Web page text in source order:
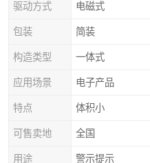
驱动方式 电磁式
包装 简装
构造类型 一体式
应用场景 电子产品
特点 体积小
可售卖地 全国
用途 警示提示